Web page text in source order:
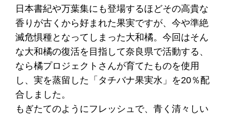
日本書紀や万葉集にも登場するほどその高貴な
香りが古くから好まれた果実ですが、今や準絶
滅危惧種となってしまった大和橘。今回はそん
な大和橘の復活を目指して奈良県で活動する、
なら橘プロジェクトさんが育てたものを使用
し、実を蒸留した「タチバナ果実水」を20％配
合しました。
もぎたてのようにフレッシュで、青く清々しい